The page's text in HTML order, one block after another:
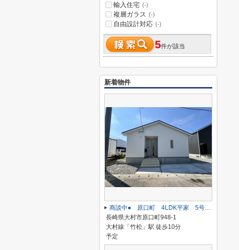
輸入住宅 (-)
複層ガラス (-)
自由設計対応 (-)
5件が該当
新着物件
商談中● 原口町 4LDK平家 5号棟
長崎県大村市原口町948-1
大村線「竹松」駅 徒歩10分
予定